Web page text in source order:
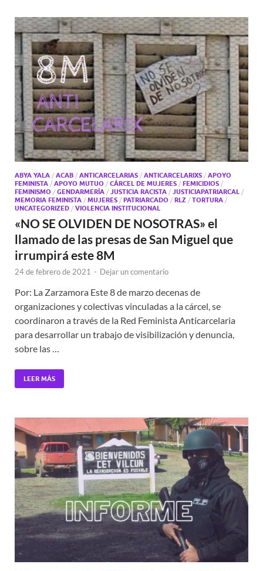
ABYA YALA / ACAB / ANTICARCELARIAS / ANTICARCELARIXS / APOYO
FEMINISTA / APOYO MUTUO / CÁRCEL DE MUJERES / FEMICIDIOS /
FEMINISMO / GENDARMERÍA / JUSTICIA RACISTA / JUSTICIAPATRIARCAL /
MEMORIA FEMINISTA / MUJERES / PATRIARCADO / RLZ / TORTURA /
UNCATEGORIZED / VIOLENCIA INSTITUCIONAL
«NO SE OLVIDEN DE NOSOTRAS» el
llamado de las presas de San Miguel que
irrumpirá este 8M
24 de febrero de 2021 - Dejar un comentario
Por: La Zarzamora Este 8 de marzo decenas de
organizaciones y colectivas vinculadas a la cárcel, se
coordinaron a través de la Red Feminista Anticarcelaria
para desarrollar un trabajo de visibilización y denuncia,
sobre las …
LEER MÁS